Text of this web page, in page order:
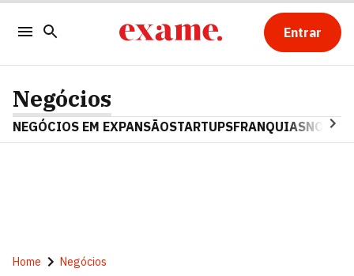
Entrar
Negócios
NEGÓCIOS EM EXPANSÃOSTARTUPSFRANQUIAS
Home Negócios